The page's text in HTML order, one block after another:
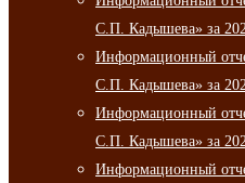
С.П. Кадышева» за
Информационный
С.П. Кадышева» за
Информационный
С.П. Кадышева» за
Информационный